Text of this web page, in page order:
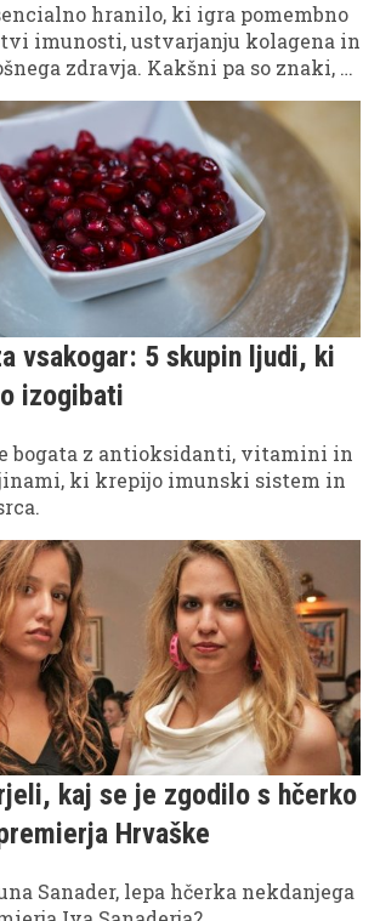
hranilo, ki igra pomembno
imunosti, ustvarjanju kolagena in
zdravja. Kakšni pa so znaki, s
sporoča, da nam ga primanjkuje?
vsakogar: 5 skupin ljudi, ki
izogibati
bogata z antioksidanti, vitamini in
ki krepijo imunski sistem in
kaj se je zgodilo s hčerko
Hrvaške
Sanader, lepa hčerka nekdanjega